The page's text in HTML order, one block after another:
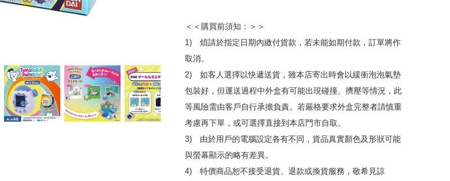
＜＜購買前須知：＞＞
1)　煩請於指定日期內繳付貨款，若未能如期付款，訂單將作
取消。
2)　如客人選擇以快遞送貨，雖本店寄出時會以緩衝泡泡氣墊
包裝好，但運送過程中外盒有可能出現碰撞、擠壓等情況，此
等風險需由客戶自行承擔負責。若嚴格要求外盒完整者請慎重
考慮再下單，或可選擇直接到本店門市自取。
3)　由於用戶的電腦設定各有不同，貨品真實顏色及形狀可能
與螢幕顯示的略有差異。
4)　特價商品恕不接受退貨、退款或換貨服務，敬希見諒